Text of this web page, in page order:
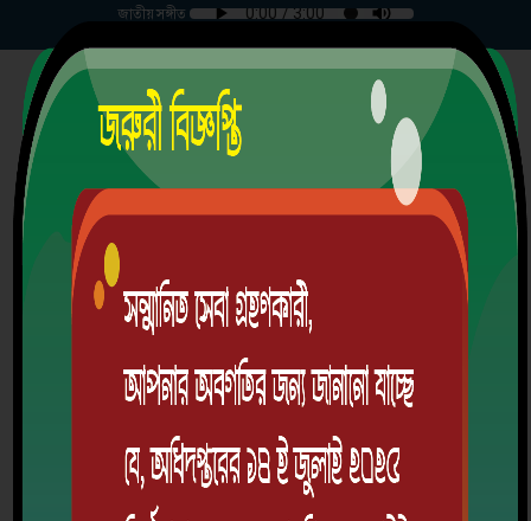
জাতীয় সঙ্গীত
আটি পাঁচদোনা উচ্চ বিদ্যালয়
পাঁচদোনা, আটি, কেরানিগঞ্জ, ঢাকা।
স্থাপিতঃ ১৯৫৭ খ্রিঃ
EIIN: 108067 | MPO Code: 2607031302
ডাউনলোড অ্যাপ লগইন অ্যালামনাই